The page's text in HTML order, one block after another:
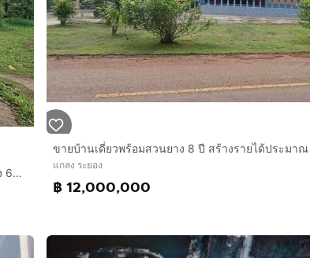
to city and main road
ขายที่ดิน 1 งาน ใกล้วัดซากพง ต.ซากพง อ.แกลง จ.ระยอง ราคาเพียง 650,000 บาท
แกลง ระยอง
฿ 12,000,000